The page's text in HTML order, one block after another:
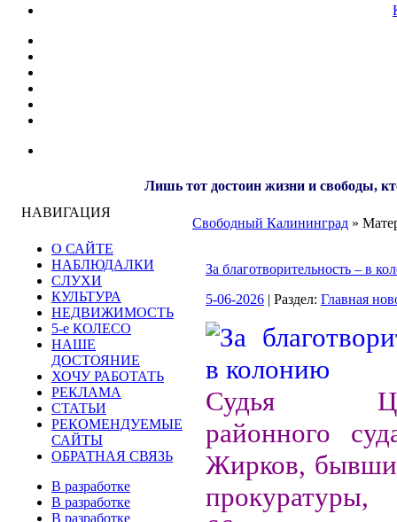
Лишь тот достоин жизни и свободы,
НАВИГАЦИЯ
О САЙТЕ
НАБЛЮДАЛКИ
СЛУХИ
КУЛЬТУРА
НЕДВИЖИМОСТЬ
5-е КОЛЕСО
НАШЕ
ДОСТОЯНИЕ
ХОЧУ РАБОТАТЬ
РЕКЛАМА
СТАТЬИ
РЕКОМЕНДУЕМЫЕ
САЙТЫ
ОБРАТНАЯ СВЯЗЬ
В разработке
В разработке
В разработке
Свободный Калининград »
За благотворительность – в
5-06-2026 | Раздел: Главная
Судья
районного
Жирков,
прокуратуры,